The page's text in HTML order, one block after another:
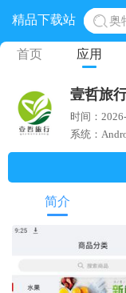
精品下载站
奥
黎
蛋
首页 应用
壹哲旅
时间：
系统：
简介